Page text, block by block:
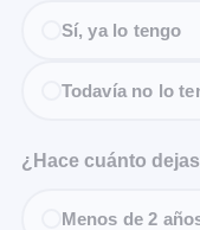
Sí, ya lo tengo
Todavía no lo
¿Hace cuánto
Menos de 2